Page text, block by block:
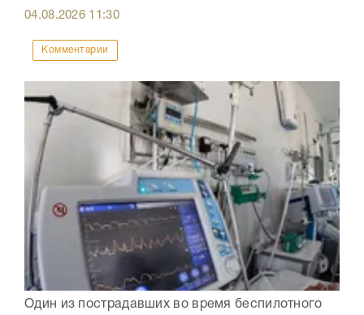
04.08.2026 11:30
Комментарии
Один из пострадавших во время беспилотного